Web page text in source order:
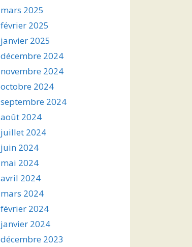
mars 2025
février 2025
janvier 2025
décembre 2024
novembre 2024
octobre 2024
septembre 2024
août 2024
juillet 2024
juin 2024
mai 2024
avril 2024
mars 2024
février 2024
janvier 2024
décembre 2023